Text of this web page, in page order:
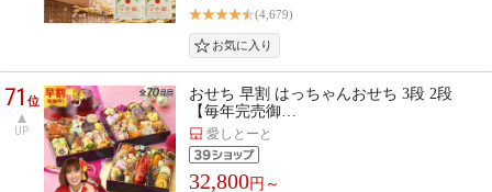
(4,679)
71位
UP
おせち 早割 はっちゃんおせち 3段 2段
【毎年完売御…
愛しとーと
32,800円～